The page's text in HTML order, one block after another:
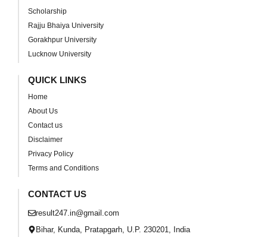
Scholarship
Rajju Bhaiya University
Gorakhpur University
Lucknow University
QUICK LINKS
Home
About Us
Contact us
Disclaimer
Privacy Policy
Terms and Conditions
CONTACT US
result247.in@gmail.com
Bihar, Kunda, Pratapgarh, U.P. 230201, India